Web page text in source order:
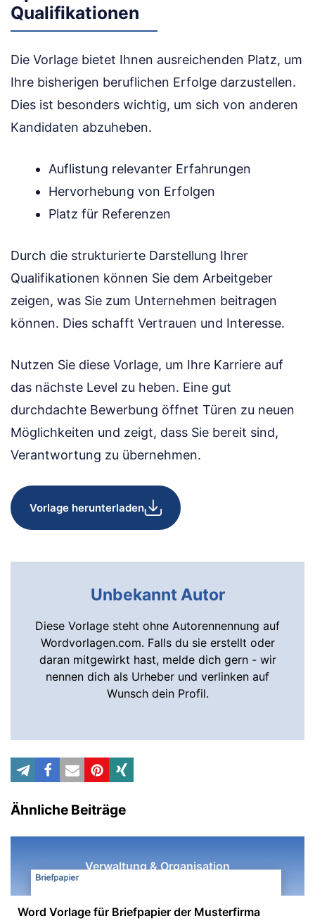
Qualifikationen
Die Vorlage bietet Ihnen ausreichenden Platz, um
Ihre bisherigen beruflichen Erfolge darzustellen.
Dies ist besonders wichtig, um sich von anderen
Kandidaten abzuheben.
Auflistung relevanter Erfahrungen
Hervorhebung von Erfolgen
Platz für Referenzen
Durch die strukturierte Darstellung Ihrer
Qualifikationen können Sie dem Arbeitgeber
zeigen, was Sie zum Unternehmen beitragen
können. Dies schafft Vertrauen und Interesse.
Nutzen Sie diese Vorlage, um Ihre Karriere auf
das nächste Level zu heben. Eine gut
durchdachte Bewerbung öffnet Türen zu neuen
Möglichkeiten und zeigt, dass Sie bereit sind,
Verantwortung zu übernehmen.
Vorlage herunterladen
Unbekannt Autor
Diese Vorlage steht ohne Autorennennung auf
Wordvorlagen.com. Falls du sie erstellt oder
daran mitgewirkt hast, melde dich gern - wir
nennen dich als Urheber und verlinken auf
Wunsch dein Profil.
Ähnliche Beiträge
Verwaltung & Organisation
Word Vorlage für Briefpapier der Musterfirma